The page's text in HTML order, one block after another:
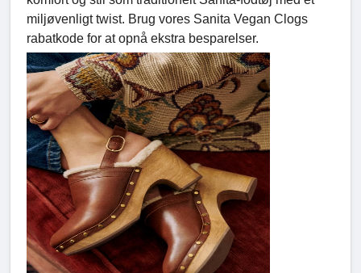
miljøvenligt twist. Brug vores Sanita Vegan Clogs
rabatkode for at opnå ekstra besparelser.